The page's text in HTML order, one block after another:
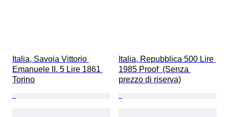
Italia, Savoia Vittorio
Emanuele II. 5 Lire 1861
Torino
Italia, Repubblica 500 Lire
1985 Proof  (Senza
prezzo di riserva)